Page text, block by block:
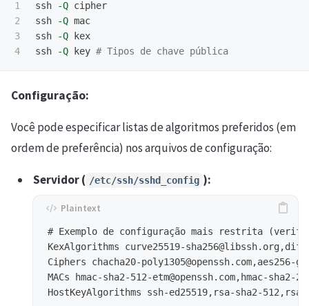
1
2
3
ssh -Q cipher
ssh
-Q mac
ssh
-Q kex
ssh
-Q key # Tipos de chave pública
Configuração:
Você pode especificar listas de algoritmos preferidos (em
ordem de preferência) nos arquivos de configuração:
Servidor ( /etc/ssh/sshd_config ):
# Exemplo de configuração mais restrita
KexAlgorithms curve25519-
Ciphers chacha20-poly1305@openssh.com,aes256-
MACs hmac-sha2-512-etm@openssh.com,hmac-sha2-